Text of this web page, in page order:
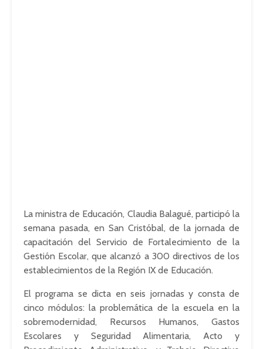
La ministra de Educación, Claudia Balagué, participó la
semana pasada, en San Cristóbal, de la jornada de
capacitación del Servicio de Fortalecimiento de la
Gestión Escolar, que alcanzó a 300 directivos de los
establecimientos de la Región IX de Educación.
El programa se dicta en seis jornadas y consta de
cinco módulos: la problemática de la escuela en la
sobremodernidad, Recursos Humanos, Gastos
Escolares y Seguridad Alimentaria, Acto y